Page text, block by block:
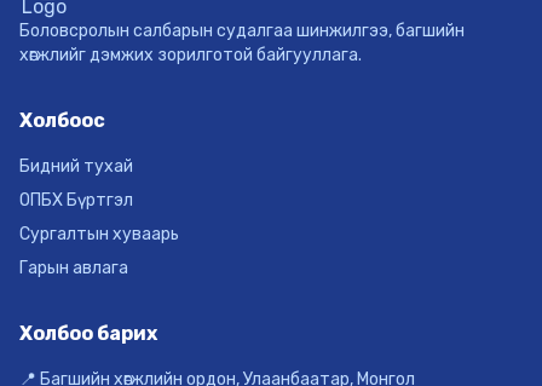
Боловсролын салбарын судалгаа шинжилгээ, багшийн
хөгжлийг дэмжих зорилготой байгууллага.
Холбоос
Бидний тухай
ОПБХ Бүртгэл
Сургалтын хуваарь
Гарын авлага
Холбоо барих
📍 Багшийн хөгжлийн ордон, Улаанбаатар, Монгол